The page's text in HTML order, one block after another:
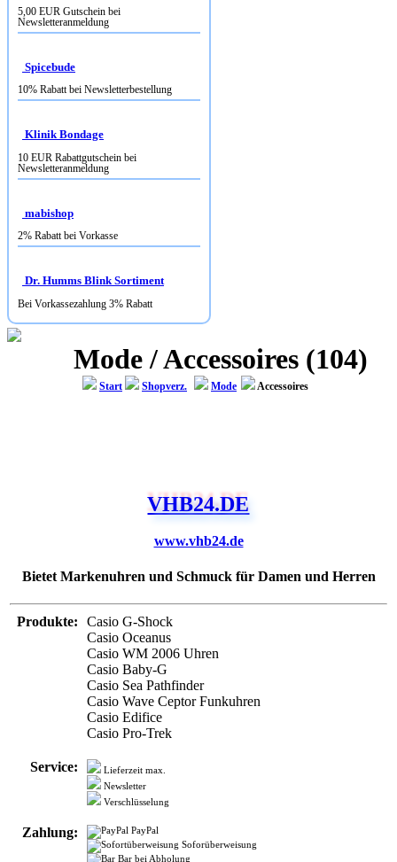
5,00 EUR Gutschein bei
Newsletteranmeldung
Spicebude
10% Rabatt bei Newsletterbestellung
Klinik Bondage
10 EUR Rabattgutschein bei
Newsletteranmeldung
mabishop
2% Rabatt bei Vorkasse
Dr. Humms Blink Sortiment
Bei Vorkassezahlung 3% Rabatt
Mode / Accessoires (104)
Start Shopverz. Mode Accessoires
VHB24.DE
www.vhb24.de
Bietet Markenuhren und Schmuck für Damen und Herren
Produkte:
Casio G-Shock
Casio Oceanus
Casio WM 2006 Uhren
Casio Baby-G
Casio Sea Pathfinder
Casio Wave Ceptor Funkuhren
Casio Edifice
Casio Pro-Trek
Service:
Lieferzeit max.
Newsletter
Verschlüsselung
Zahlung:
PayPal
Soforüberweisung
Bar bei Abholung